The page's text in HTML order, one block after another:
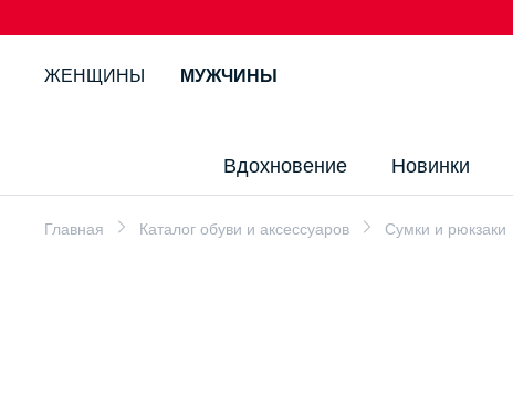
ЖЕНЩИНЫ МУЖЧИНЫ
Вдохновение Новинки
Главная Каталог обуви и аксессуаров Сумки и рюкзаки